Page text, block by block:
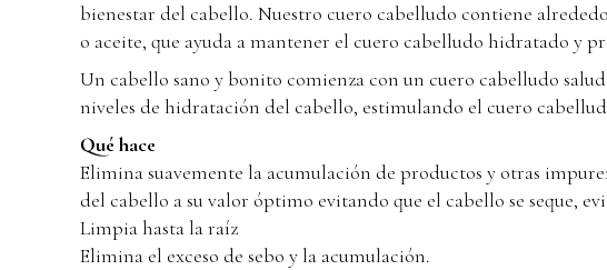
bienestar del cabello. Nuestro cuero cabelludo contiene
o aceite, que ayuda a mantener el cuero cabelludo hidratado y
Un cabello sano y bonito comienza con un cuero cabelludo
niveles de hidratación del cabello, estimulando el cuero
Qué hace
Elimina suavemente la acumulación de productos y otras
del cabello a su valor óptimo evitando que el cabello se seque,
Limpia hasta la raíz
Elimina el exceso de sebo y la acumulación.